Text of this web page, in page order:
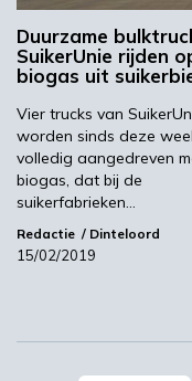
Onderzoek
Suiker biedt
landbouw
2020)
Nieuw Vlaams
suikervalorisatie
Acrres Agenda
Geen subsidie
Duurzame
SuikerUnie rijden
biogas uit
Vier trucks van
worden sinds deze
volledig aangedreven
biogas, dat bij de
suikerfabrieken…
Redactie Dinteloord
15/02/2019